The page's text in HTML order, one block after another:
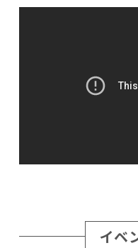
イベ